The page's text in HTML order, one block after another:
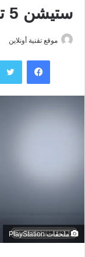
ستيشن 5 تعزز من تجربة اللعب
موقع تقنية أونلاين
فيسبوك
ملحقات PlayStation